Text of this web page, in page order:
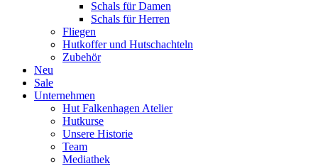
Schals für Damen
Schals für Herren
Fliegen
Hutkoffer und Hutschachteln
Zubehör
Neu
Sale
Unternehmen
Hut Falkenhagen Atelier
Hutkurse
Unsere Historie
Team
Mediathek